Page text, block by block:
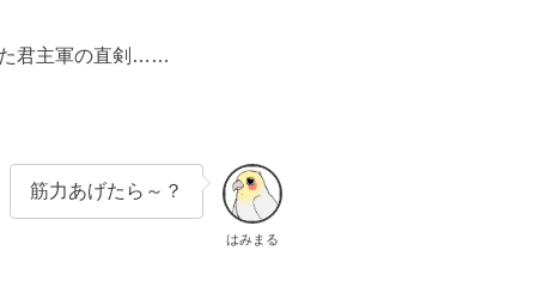
た君主軍の直剣……
はみまる
筋力あげたら～？